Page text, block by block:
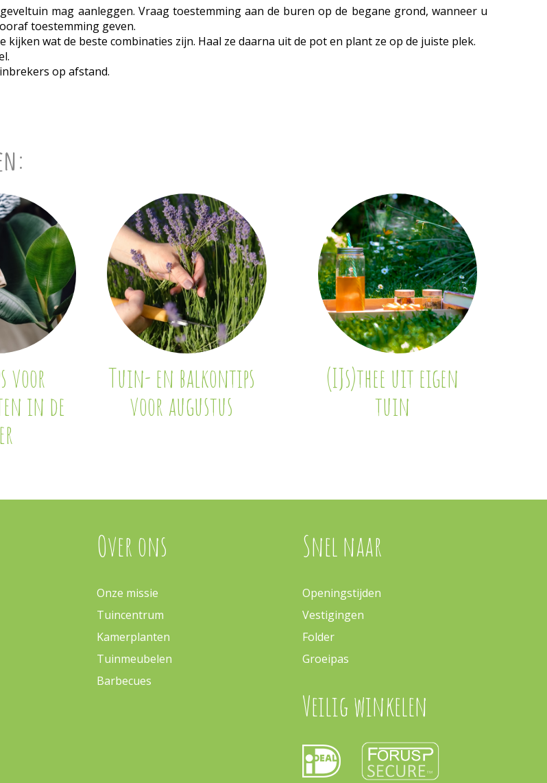
mag aanleggen. Vraag toestemming aan de buren op de begane grond, wanneer u
toestemming geven.
wat de beste combinaties zijn. Haal ze daarna uit de pot en plant ze op de juiste plek.
op afstand.
voor
in de
Tuin- en balkontips
voor augustus
(IJs)thee uit eigen
tuin
Over ons
Onze missie
Tuincentrum
Kamerplanten
Tuinmeubelen
Barbecues
Snel naar
Openingstijden
Vestigingen
Folder
Groeipas
Veilig winkelen